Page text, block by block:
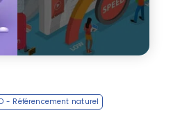
- Référencement naturel